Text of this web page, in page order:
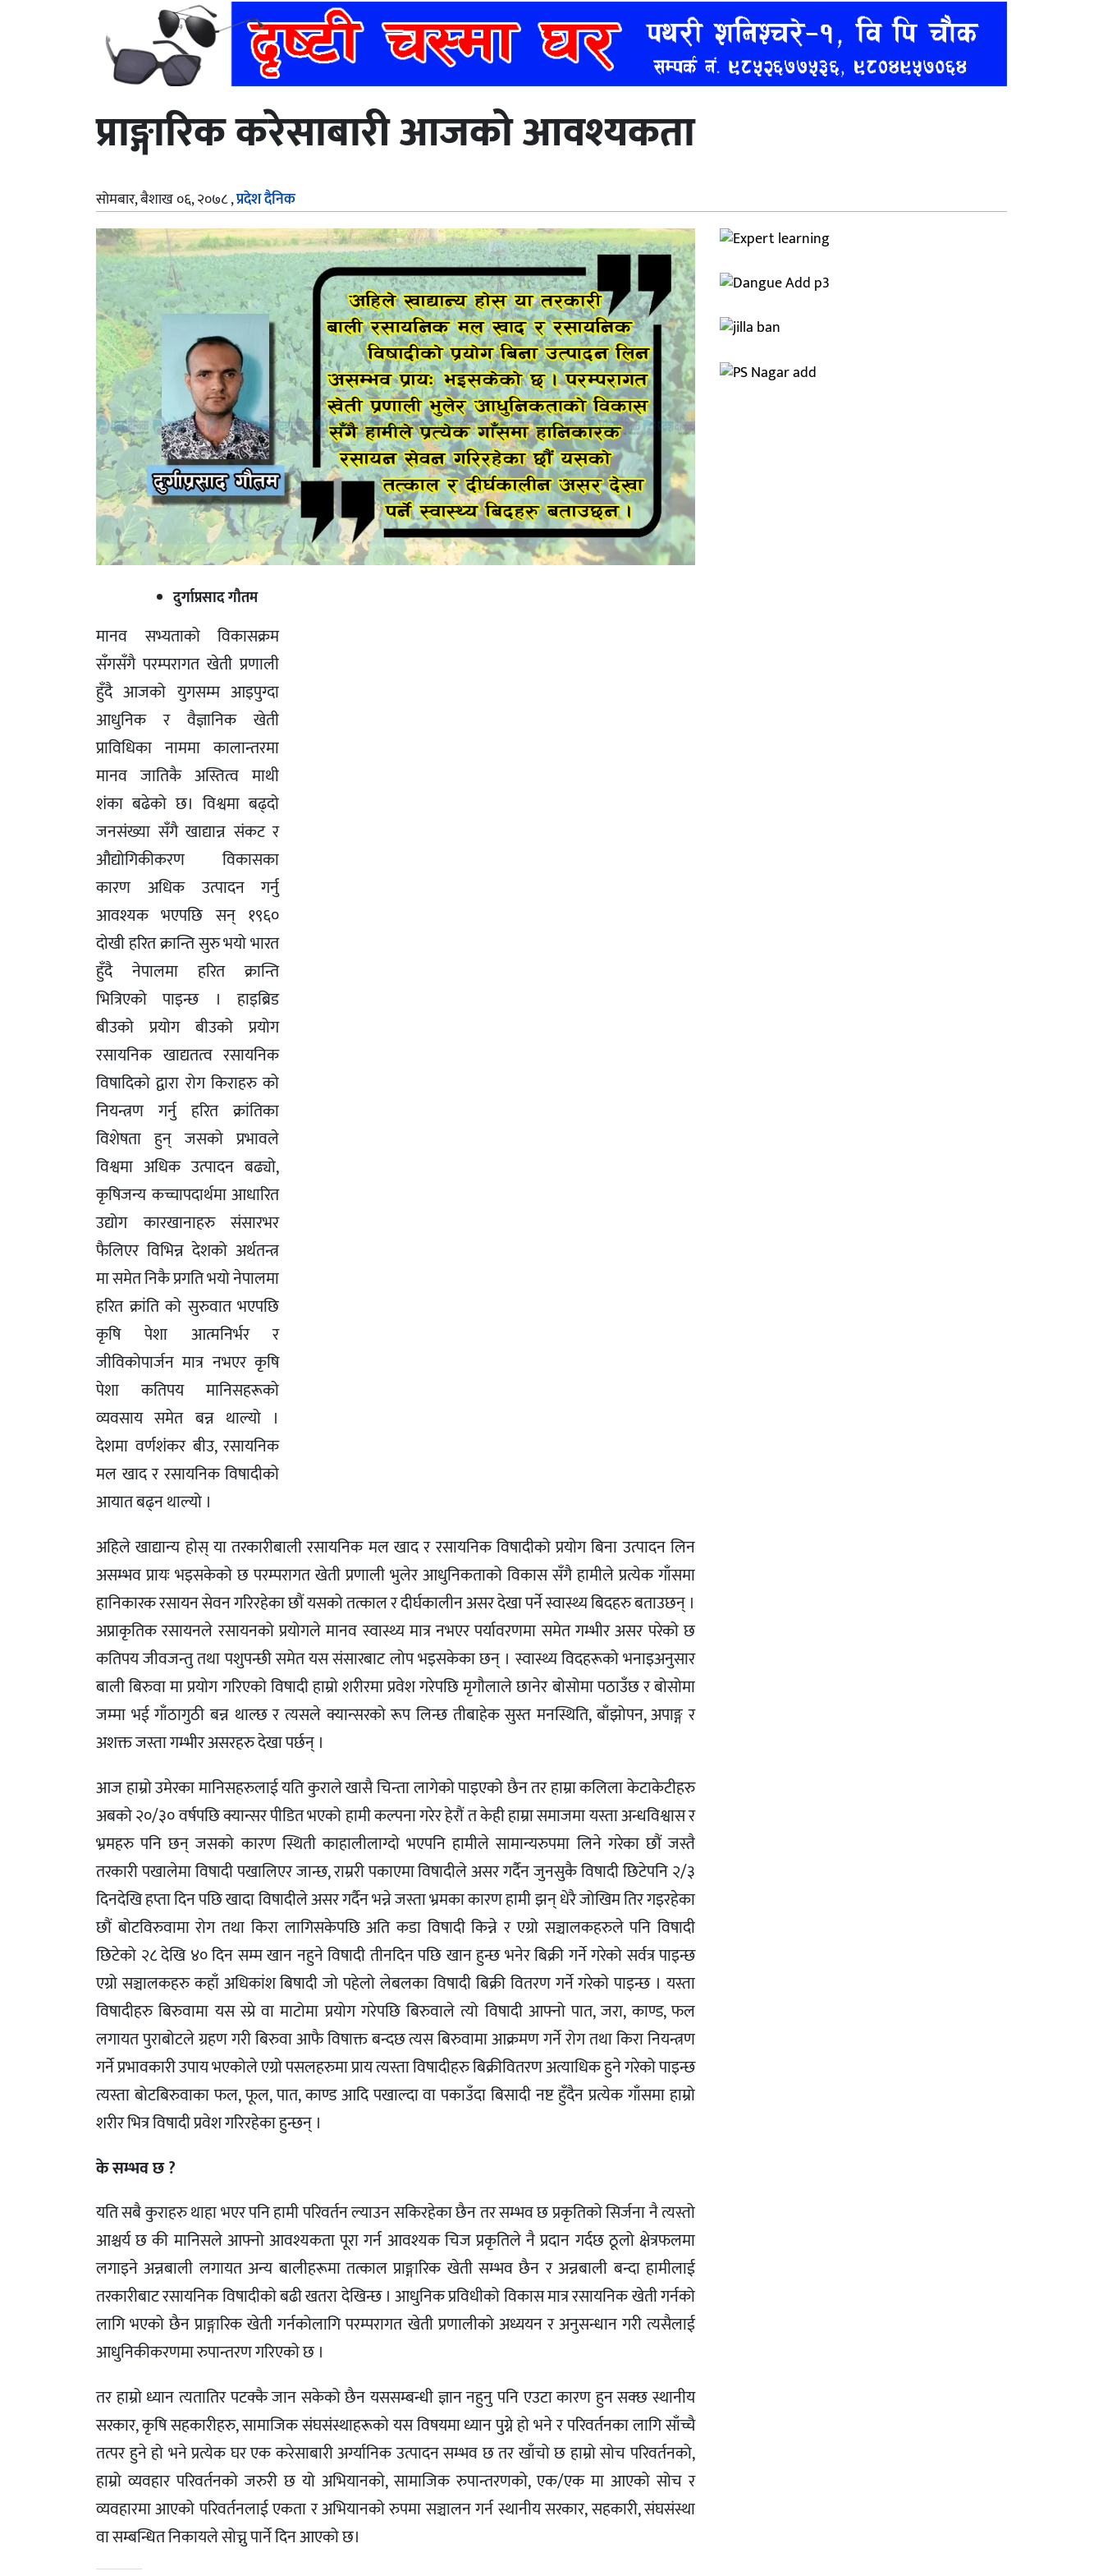
प्राङ्गारिक करेसाबारी आजको आवश्यकता
सोमबार, बैशाख ०६, २०७८,प्रदेश दैनिक
दुर्गाप्रसाद गौतम
मानव सभ्यताको विकासक्रम
सँगसँगै परम्परागत खेती प्रणाली
हुँदै आजको युगसम्म आइपुग्दा
आधुनिक र वैज्ञानिक खेती
प्राविधिका नाममा कालान्तरमा
मानव जातिकै अस्तित्व माथी
शंका बढेको छ। विश्वमा बढ्दो
जनसंख्या सँगै खाद्यान्न संकट र
औद्योगिकीकरण विकासका
कारण अधिक उत्पादन गर्नु
आवश्यक भएपछि सन् १९६०
दोखी हरित क्रान्ति सुरु भयो भारत
हुँदै नेपालमा हरित क्रान्ति
भित्रिएको पाइन्छ । हाइब्रिड
बीउको प्रयोग बीउको प्रयोग
रसायनिक खाद्यतत्व रसायनिक
विषादिको द्वारा रोग किराहरु को
नियन्त्रण गर्नु हरित क्रांतिका
विशेषता हुन् जसको प्रभावले
विश्वमा अधिक उत्पादन बढ्यो,
कृषिजन्य कच्चापदार्थमा आधारित
उद्योग कारखानाहरु संसारभर
फैलिएर विभिन्न देशको अर्थतन्त्र
मा समेत निकै प्रगति भयो नेपालमा
हरित क्रांति को सुरुवात भएपछि
कृषि पेशा आत्मनिर्भर र
जीविकोपार्जन मात्र नभएर कृषि
पेशा कतिपय मानिसहरूको
व्यवसाय समेत बन्न थाल्यो ।
देशमा वर्णशंकर बीउ, रसायनिक
मल खाद र रसायनिक विषादीको
आयात बढ्न थाल्यो ।
अहिले खाद्यान्य होस् या तरकारीबाली रसायनिक मल खाद र रसायनिक विषादीको प्रयोग बिना उत्पादन लिन
असम्भव प्रायः भइसकेको छ परम्परागत खेती प्रणाली भुलेर आधुनिकताको विकास सँगै हामीले प्रत्येक गाँसमा
हानिकारक रसायन सेवन गरिरहेका छौं यसको तत्काल र दीर्घकालीन असर देखा पर्ने स्वास्थ्य बिदहरु बताउछन् ।
अप्राकृतिक रसायनले रसायनको प्रयोगले मानव स्वास्थ्य मात्र नभएर पर्यावरणमा समेत गम्भीर असर परेको छ
कतिपय जीवजन्तु तथा पशुपन्छी समेत यस संसारबाट लोप भइसकेका छन् । स्वास्थ्य विदहरूको भनाइअनुसार
बाली बिरुवा मा प्रयोग गरिएको विषादी हाम्रो शरीरमा प्रवेश गरेपछि मृगौलाले छानेर बोसोमा पठाउँछ र बोसोमा
जम्मा भई गाँठागुठी बन्न थाल्छ र त्यसले क्यान्सरको रूप लिन्छ तीबाहेक सुस्त मनस्थिति, बाँझोपन, अपाङ्ग र
अशक्त जस्ता गम्भीर असरहरु देखा पर्छन् ।
आज हाम्रो उमेरका मानिसहरुलाई यति कुराले खासै चिन्ता लागेको पाइएको छैन तर हाम्रा कलिला केटाकेटीहरु
अबको २०/३० वर्षपछि क्यान्सर पीडित भएको हामी कल्पना गरेर हेरौं त केही हाम्रा समाजमा यस्ता अन्धविश्वास र
भ्रमहरु पनि छन् जसको कारण स्थिती काहालीलाग्दो भएपनि हामीले सामान्यरुपमा लिने गरेका छौं जस्तै
तरकारी पखालेमा विषादी पखालिएर जान्छ, राम्ररी पकाएमा विषादीले असर गर्दैन जुनसुकै विषादी छिटेपनि २/३
दिनदेखि हप्ता दिन पछि खादा विषादीले असर गर्दैन भन्ने जस्ता भ्रमका कारण हामी झन् धेरै जोखिम तिर गइरहेका
छौं बोटविरुवामा रोग तथा किरा लागिसकेपछि अति कडा विषादी किन्ने र एग्रो सञ्चालकहरुले पनि विषादी
छिटेको २८ देखि ४० दिन सम्म खान नहुने विषादी तीनदिन पछि खान हुन्छ भनेर बिक्री गर्ने गरेको सर्वत्र पाइन्छ
एग्रो सञ्चालकहरु कहाँ अधिकांश बिषादी जो पहेलो लेबलका विषादी बिक्री वितरण गर्ने गरेको पाइन्छ । यस्ता
विषादीहरु बिरुवामा यस स्प्रे वा माटोमा प्रयोग गरेपछि बिरुवाले त्यो विषादी आफ्नो पात, जरा, काण्ड, फल
लगायत पुराबोटले ग्रहण गरी बिरुवा आफै विषाक्त बन्दछ त्यस बिरुवामा आक्रमण गर्ने रोग तथा किरा नियन्त्रण
गर्ने प्रभावकारी उपाय भएकोले एग्रो पसलहरुमा प्राय त्यस्ता विषादीहरु बिक्रीवितरण अत्याधिक हुने गरेको पाइन्छ
त्यस्ता बोटबिरुवाका फल, फूल, पात, काण्ड आदि पखाल्दा वा पकाउँदा बिसादी नष्ट हुँदैन प्रत्येक गाँसमा हाम्रो
शरीर भित्र विषादी प्रवेश गरिरहेका हुन्छन् ।
के सम्भव छ ?
यति सबै कुराहरु थाहा भएर पनि हामी परिवर्तन ल्याउन सकिरहेका छैन तर सम्भव छ प्रकृतिको सिर्जना नै त्यस्तो
आश्चर्य छ की मानिसले आफ्नो आवश्यकता पूरा गर्न आवश्यक चिज प्रकृतिले नै प्रदान गर्दछ ठूलो क्षेत्रफलमा
लगाइने अन्नबाली लगायत अन्य बालीहरूमा तत्काल प्राङ्गारिक खेती सम्भव छैन र अन्नबाली बन्दा हामीलाई
तरकारीबाट रसायनिक विषादीको बढी खतरा देखिन्छ । आधुनिक प्रविधीको विकास मात्र रसायनिक खेती गर्नको
लागि भएको छैन प्राङ्गारिक खेती गर्नकोलागि परम्परागत खेती प्रणालीको अध्ययन र अनुसन्धान गरी त्यसैलाई
आधुनिकीकरणमा रुपान्तरण गरिएको छ ।
तर हाम्रो ध्यान त्यतातिर पटक्कै जान सकेको छैन यससम्बन्धी ज्ञान नहुनु पनि एउटा कारण हुन सक्छ स्थानीय
सरकार, कृषि सहकारीहरु, सामाजिक संघसंस्थाहरूको यस विषयमा ध्यान पुग्ने हो भने र परिवर्तनका लागि साँच्चै
तत्पर हुने हो भने प्रत्येक घर एक करेसाबारी अर्ग्यानिक उत्पादन सम्भव छ तर खाँचो छ हाम्रो सोच परिवर्तनको,
हाम्रो व्यवहार परिवर्तनको जरुरी छ यो अभियानको, सामाजिक रुपान्तरणको, एक/एक मा आएको सोच र
व्यवहारमा आएको परिवर्तनलाई एकता र अभियानको रुपमा सञ्चालन गर्न स्थानीय सरकार, सहकारी, संघसंस्था
वा सम्बन्धित निकायले सोच्नु पार्ने दिन आएको छ।